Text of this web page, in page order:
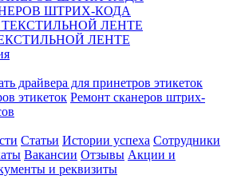
ШТРИХ-КОДА
ЛЕНТЕ
драйвера для принетров этикеток
этикеток Ремонт сканеров штрих-
Статьи Истории успеха Сотрудники
Вакансии Отзывы Акции и
и реквизиты